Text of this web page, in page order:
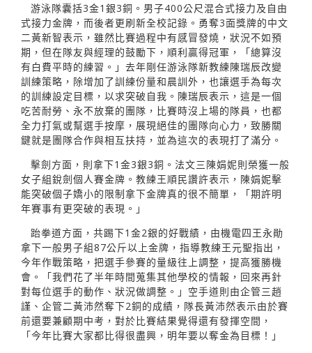
游泳隊囊括3金1銀3銅。男子400公尺混合式接力及自由
式接力金牌，而後者更刷新全校記錄。勇奪3面獎牌的中文
二黃新智表示，雖然比賽過程中有感冒發燒，狀況不如預
期，但在隊友與經理的鼓勵下，順利贏得冠軍，「總算沒
有白費平時的練習。」去年剛任游泳隊新教練陳瑞辰改變
訓練策略，除增加了訓練份量和晨訓外，也讓選手為每次
的訓練設定目標，以求突破自我。陳瑞辰表示，這是一個
吃苦耐勞、永不放棄的團隊，比賽時沒上場的隊員，也都
全力打氣或幫選手按摩，展現絕佳的團隊向心力，致勝關
鍵就是團隊合作與相互扶持，並為這次的表現打了滿分。
擊劍方面，則拿下1金3銀3銅。法文三陳娟妮則榮獲一般
女子組銳劍個人賽金牌。教練王順民讚許表示，陳娟妮擊
能突破個子嬌小的限制拿下金牌真的很不簡單，「期許明
年賽事有更突破的表現。」
跆拳道方面，共踢下1金2銀的好戰績，由機電四王永勛
拿下一般男子組87公斤以上金牌，指導教練王元聖指出，
今年作戰策略，把選手參賽的量級往上調整，提高獲勝機
會。「我們花了半年時間蒐集其他學校的情報，回來再針
對每位選手的動作、狀況做調整。」空手道則由企管三趙
謹、企管二黃沛然奪下2銅的成績，隊長黃沛然表示由於賽
前還要兼顧期中考，對於比賽結果覺得還有發揮空間，
「今年比賽大家都比得很盡興，明年要以奪金為目標！」